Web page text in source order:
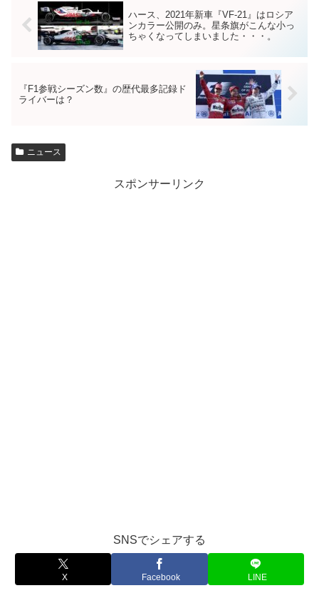
ハース、2021年新車『VF-21』はロシア
ンカラー公開のみ。星条旗がこんな小っ
ちゃくなってしまいました・・・。
『F1参戦シーズン数』の歴代最多記録ド
ライバーは？
ニュース
スポンサーリンク
SNSでシェアする
X Facebook LINE